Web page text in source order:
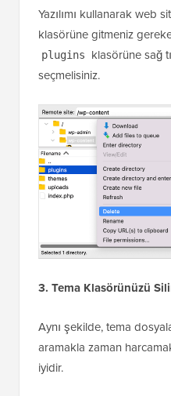
Yazılımı kullanarak web
klasörüne gitmeniz
plugins
klasörüne sağ
seçmelisiniz.
3. Tema Klasörünüzü
Aynı şekilde, tema
aramakla zaman
iyidir.